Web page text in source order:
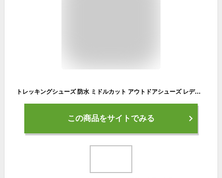
トレッキングシューズ 防水 ミドルカット アウトドアシューズ レディース 防滑 通気 登山靴 大きいサイズ 軽登山用シューズ 遠足 ハイキング ウォーキング 男女兼用 4カラー 23.0cm-28.0cm
この商品をサイトでみる